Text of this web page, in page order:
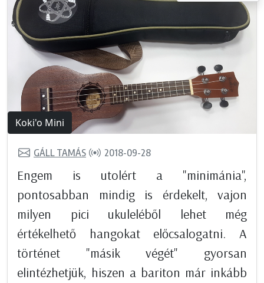
Koki'o Mini
GÁLL TAMÁS 2018-09-28
Engem is utolért a "minimánia",
pontosabban mindig is érdekelt, vajon
milyen pici ukuleléből lehet még
értékelhető hangokat előcsalogatni. A
történet "másik végét" gyorsan
elintézhetjük, hiszen a bariton már inkább